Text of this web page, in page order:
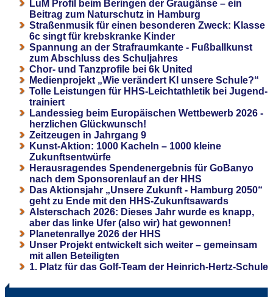
LuM Profil beim Beringen der Graugänse – ein
Beitrag zum Naturschutz in Hamburg
Straßenmusik für einen besonderen Zweck: Klasse
6c singt für krebskranke Kinder
Spannung an der Strafraumkante - Fußballkunst
zum Abschluss des Schuljahres
Chor- und Tanzprofile bei 6k United
Medienprojekt „Wie verändert KI unsere Schule?“
Tolle Leistungen für HHS-Leichtathletik bei Jugend-
trainiert
Landessieg beim Europäischen Wettbewerb 2026 -
herzlichen Glückwunsch!
Zeitzeugen in Jahrgang 9
Kunst-Aktion: 1000 Kacheln – 1000 kleine
Zukunftsentwürfe
Herausragendes Spendenergebnis für GoBanyo
nach dem Sponsorenlauf an der HHS
Das Aktionsjahr „Unsere Zukunft - Hamburg 2050“
geht zu Ende mit den HHS-Zukunftsawards
Alsterschach 2026: Dieses Jahr wurde es knapp,
aber das linke Ufer (also wir) hat gewonnen!
Planetenrallye 2026 der HHS
Unser Projekt entwickelt sich weiter – gemeinsam
mit allen Beteiligten
1. Platz für das Golf-Team der Heinrich-Hertz-Schule